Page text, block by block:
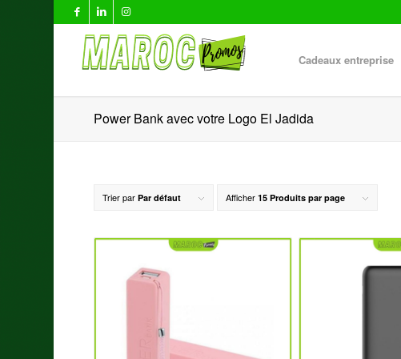
Cadeaux entreprise
Power Bank avec votre Logo El Jadida
Trier parPar défaut Afficher15 Produits par page